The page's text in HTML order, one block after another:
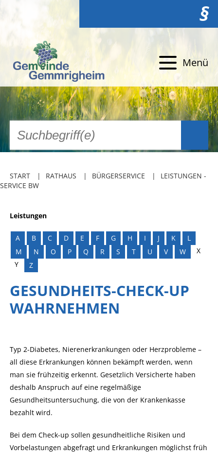
§
Menü
START RATHAUS BÜRGERSERVICE
LEISTUNGEN -
SERVICE BW
Leistungen
A B C D E F G H I J K
L
M
N O P Q R S T U V W
X
Y
Z
GESUNDHEITS-CHECK-UP
WAHRNEHMEN
Typ 2-Diabetes, Nierenerkrankungen oder Herzprobleme –
all diese Erkrankungen können bekämpft werden, wenn
man sie frühzeitig erkennt. Gesetzlich Versicherte haben
deshalb Anspruch auf eine regelmäßige
Gesundheitsuntersuchung, die von der Krankenkasse
bezahlt wird.
Bei dem Check-up sollen gesundheitliche Risiken und
Vorbelastungen abgefragt und Erkrankungen möglichst früh